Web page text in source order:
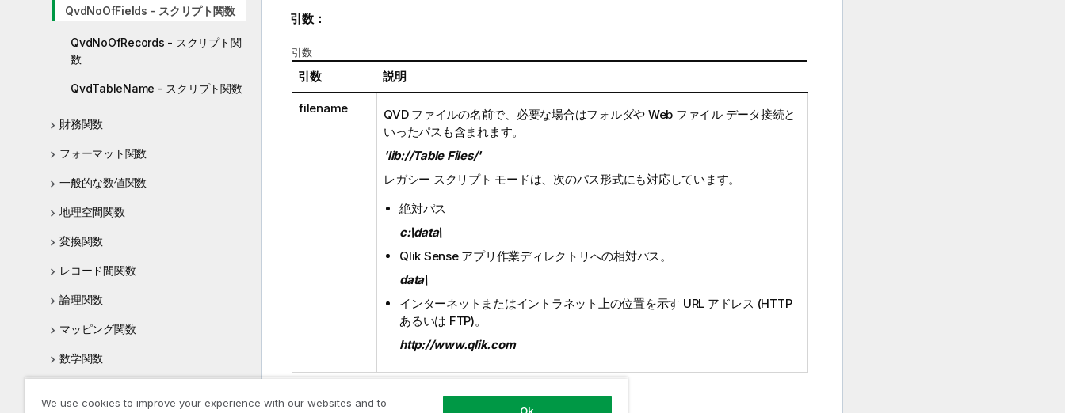
QvdNoOfFields - スクリプト関数
QvdNoOfRecords - スクリプト関
数
QvdTableName - スクリプト関数
財務関数
フォーマット関数
一般的な数値関数
地理空間関数
変換関数
レコード間関数
論理関数
マッピング関数
数学関数
引数：
引数
引数 説明
filename QVDファイルの名前で、必要な場合はフォルダや Web ファイル データ接続と
いったパスも含まれます。
'lib://Table Files/'
レガシー スクリプト モードは、次のパス形式にも対応しています。
絶対パス
c:\data\
Qlik Senseアプリ作業ディレクトリへの相対パス。
data\
インターネットまたはイントラネット上の位置を示す URL アドレス (HTTP
あるいは FTP)。
http://www.qlik.com
We use cookies to improve your experience with our websites and to